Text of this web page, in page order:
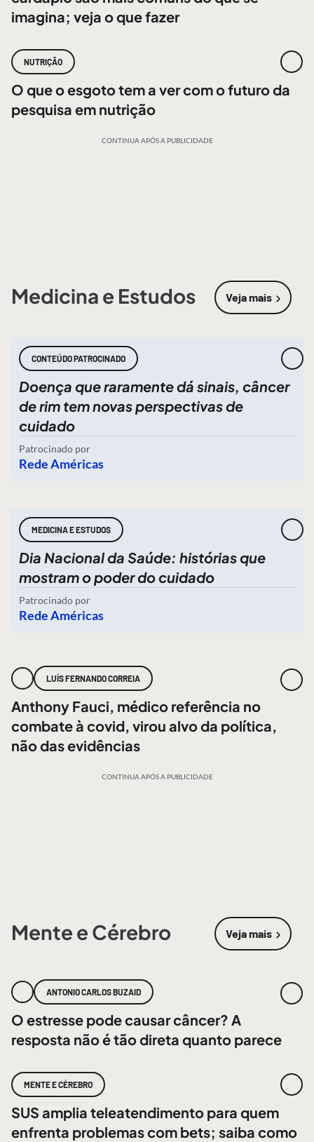
imagina; veja o que fazer
NUTRIÇÃO
O que o esgoto tem a ver com o futuro da
pesquisa em nutrição
CONTINUA APÓS A PUBLICIDADE
Medicina e Estudos Veja mais
sobre
CONTEÚDO PATROCINADO
Doença que raramente dá sinais, câncer
de rim tem novas perspectivas de
cuidado
Patrocinado por
Rede Américas
MEDICINA E ESTUDOS
Dia Nacional da Saúde: histórias que
mostram o poder do cuidado
Patrocinado por
Rede Américas
LUÍS FERNANDO CORREIA
Anthony Fauci, médico referência no
combate à covid, virou alvo da política,
não das evidências
CONTINUA APÓS A PUBLICIDADE
Mente e Cérebro Veja mais
sobre
ANTONIO CARLOS BUZAID
O estresse pode causar câncer? A
resposta não é tão direta quanto parece
MENTE E CÉREBRO
SUS amplia teleatendimento para quem
enfrenta problemas com bets; saiba como